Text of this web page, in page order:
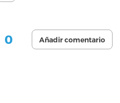
0 Añadir comentario